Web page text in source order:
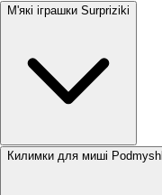
М'які іграшки Surpriziki
Килимки для миші